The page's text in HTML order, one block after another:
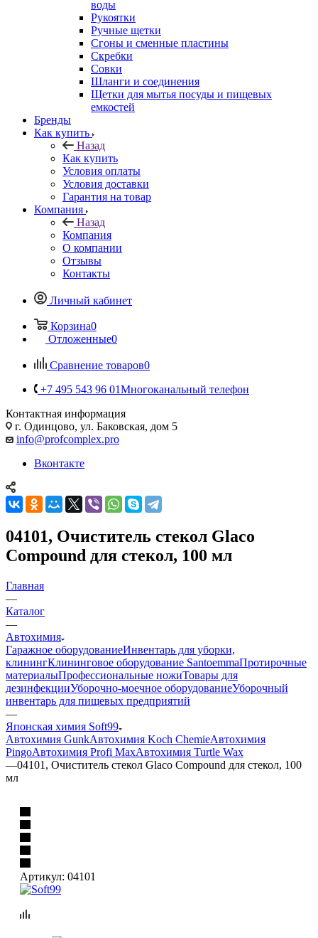
воды
Рукоятки
Ручные щетки
Сгоны и сменные пластины
Скребки
Совки
Шланги и соединения
Щетки для мытья посуды и пищевых
емкостей
Бренды
Как купить
Назад
Как купить
Условия оплаты
Условия доставки
Гарантия на товар
Компания
Назад
Компания
О компании
Отзывы
Контакты
Личный кабинет
Корзина0
Отложенные0
Сравнение товаров0
+7 495 543 96 01Многоканальный телефон
Контактная информация
г. Одинцово, ул. Баковская, дом 5
info@profcomplex.pro
Вконтакте
04101, Очиститель стекол Glaco
Compound для стекол, 100 мл
Главная
—
Каталог
—
Автохимия
Гаражное оборудованиеИнвентарь для уборки,
клинингКлининговое оборудование SantoemmaПротирочные
материалыПрофессиональные ножиТовары для
дезинфекцииУборочно-моечное оборудованиеУборочный
инвентарь для пищевых предприятий
—
Японская химия Soft99
Автохимия GunkАвтохимия Koch ChemieАвтохимия
PingoАвтохимия Profi MaxАвтохимия Turtle Wax
—04101, Очиститель стекол Glaco Compound для стекол, 100
мл
Артикул: 04101